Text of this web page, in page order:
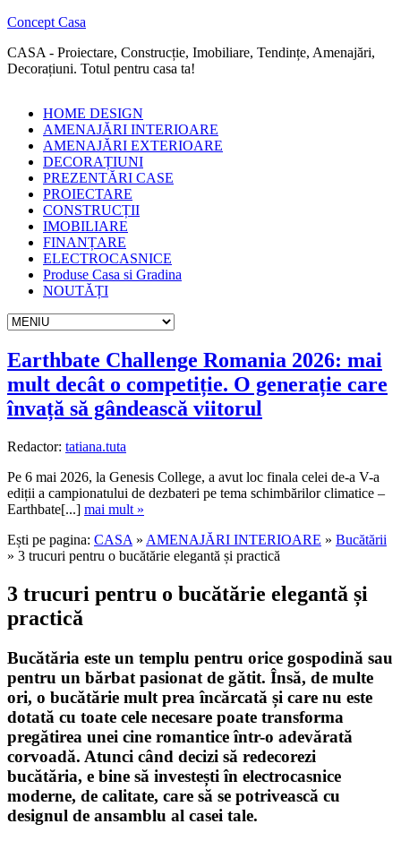
Concept Casa
CASA - Proiectare, Construcție, Imobiliare, Tendințe, Amenajări,
Decorațiuni. Totul pentru casa ta!
HOME DESIGN
AMENAJĂRI INTERIOARE
AMENAJĂRI EXTERIOARE
DECORAȚIUNI
PREZENTĂRI CASE
PROIECTARE
CONSTRUCȚII
IMOBILIARE
FINANȚARE
ELECTROCASNICE
Produse Casa si Gradina
NOUTĂȚI
Earthbate Challenge Romania 2026: mai
mult decât o competiție. O generație care
învață să gândească viitorul
Redactor: tatiana.tuta
Pe 6 mai 2026, la Genesis College, a avut loc finala celei de-a V-a
ediții a campionatului de dezbateri pe tema schimbărilor climatice –
Earthbate[...] mai mult »
Ești pe pagina: CASA » AMENAJĂRI INTERIOARE » Bucătării
» 3 trucuri pentru o bucătărie elegantă și practică
3 trucuri pentru o bucătărie elegantă și
practică
Bucătăria este un templu pentru orice gospodină sau
pentru un bărbat pasionat de gătit. Însă, de multe
ori, o bucătărie mult prea încărcată și care nu este
dotată cu toate cele necesare poate transforma
pregătirea unei cine romantice într-o adevărată
corvoadă. Atunci când decizi să redecorezi
bucătăria, e bine să investești în electrocasnice
moderne, de calitate, care să se potrivească cu
designul de ansamblu al casei tale.